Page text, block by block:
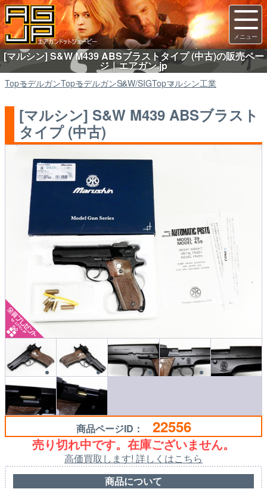
[マルシン] S&W M439 ABSブラストタイプ (中古)の販売ペー
ジ｜エアガン.jp
TopモデルガンTopモデルガンS&W/SIGTopマルシン工業
[マルシン] S&W M439 ABSブラスト
タイプ (中古)
商品ページID： 22556
売り切れ中です。在庫ございません。
高価買取します! 詳しくはこちら
商品について